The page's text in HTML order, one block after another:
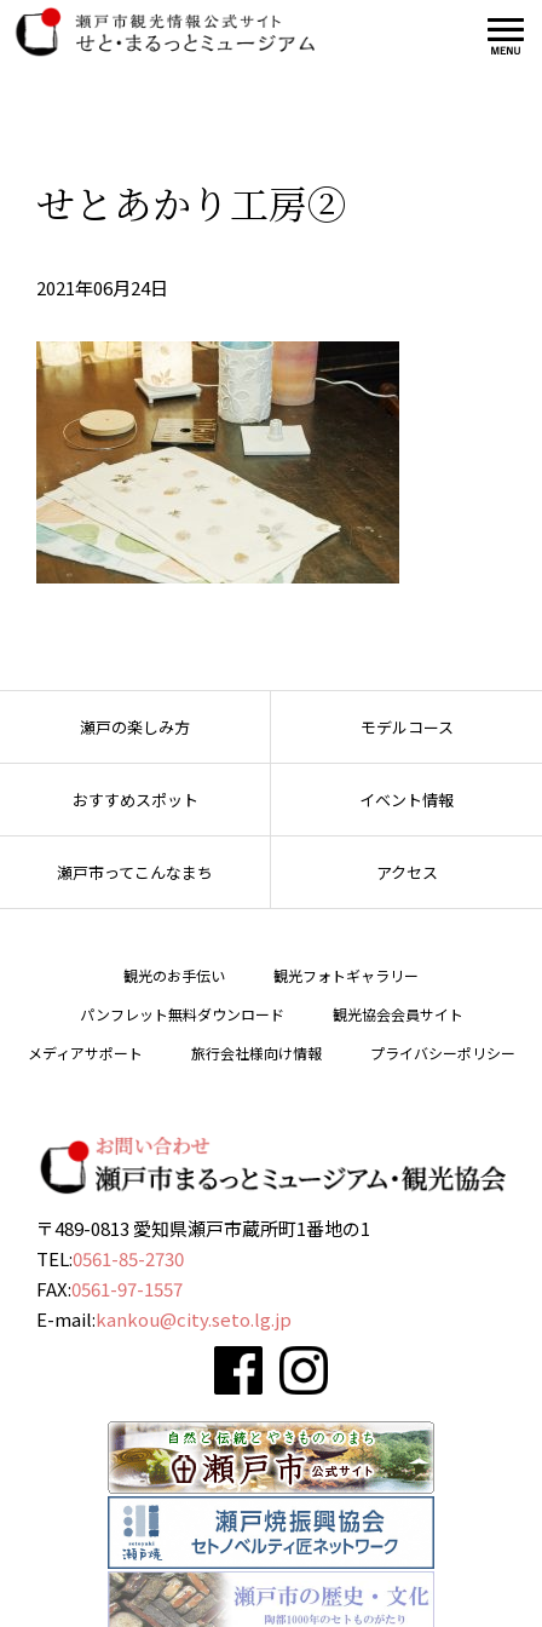
せとあかり工房②
2021年06月24日
瀬戸の楽しみ方 モデルコース
おすすめスポット イベント情報
瀬戸市ってこんなまち アクセス
観光のお手伝い
観光フォトギャラリー
パンフレット無料ダウンロード
観光協会会員サイト
メディアサポート
旅行会社様向け情報 プライバシーポリシー
〒489-0813 愛知県瀬戸市蔵所町1番地の1
TEL:0561-85-2730
FAX:0561-97-1557
E-mail:kankou@city.seto.lg.jp